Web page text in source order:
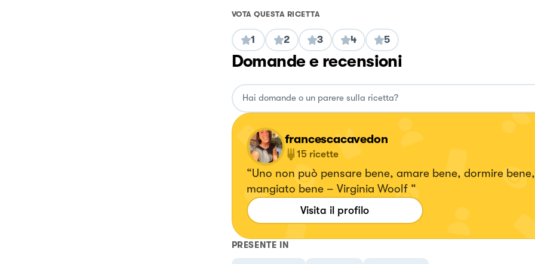
VOTA QUESTA RICETTA
1 2 3 4 5
Domande e recensioni
francescacavedon
15 ricette
“Uno non può pensare bene, amare bene, dormire
mangiato bene – Virginia Woolf “
Visita il profilo
PRESENTE IN